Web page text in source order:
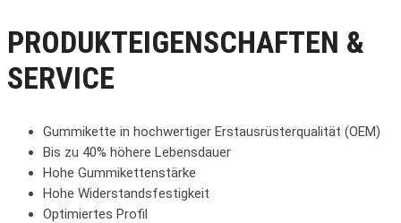
PRODUKTEIGENSCHAFTEN &
SERVICE
Gummikette in hochwertiger Erstausrüsterqualität (OEM)
Bis zu 40% höhere Lebensdauer
Hohe Gummikettenstärke
Hohe Widerstandsfestigkeit
Optimiertes Profil